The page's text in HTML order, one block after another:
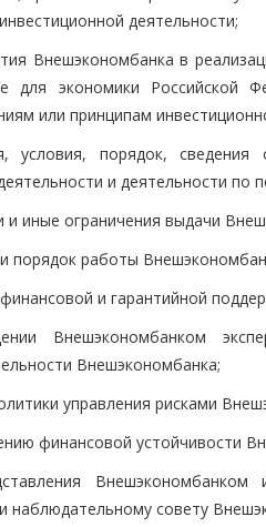
деятельности;
Внешэкономбанка в
для экономики Российской
или принципам
условия, порядок,
и деятельности по
и иные ограничения выдачи
порядок работы
и гарантийной
Внешэкономбанком
Внешэкономбанка;
управления рисками
финансовой устойчивости
Внешэкономбанком
наблюдательному совету